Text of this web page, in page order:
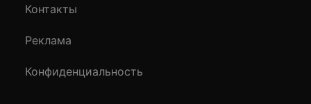
Контакты
Реклама
Конфиденциальность